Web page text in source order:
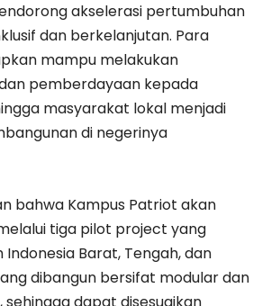
akselerasi pertumbuhan
dan berkelanjutan. Para
mampu melakukan
pemberdayaan kepada
masyarakat lokal menjadi
di negerinya
bahwa Kampus Patriot akan
tiga pilot project yang
Indonesia Barat, Tengah, dan
dibangun bersifat modular dan